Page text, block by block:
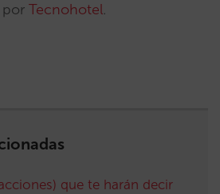
por Tecnohotel.
que te harán decir